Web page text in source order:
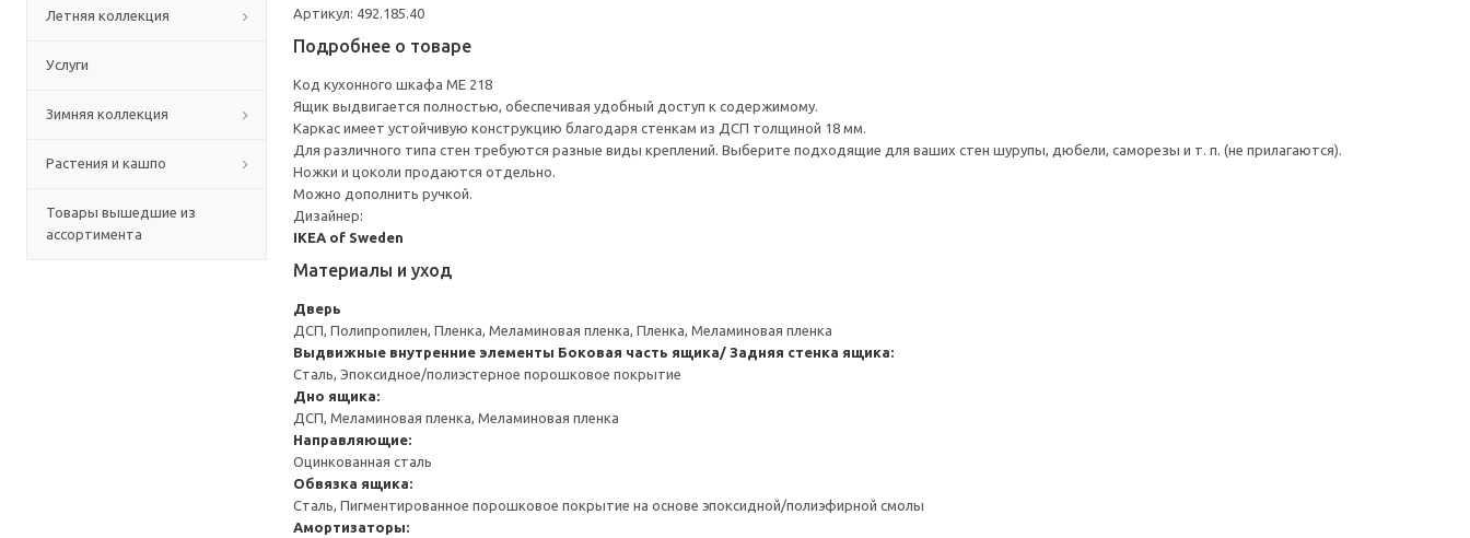
Летняя коллекция
Услуги
Зимняя коллекция
Растения и кашпо
Товары вышедшие из
ассортимента
Артикул: 492.185.40
Подробнее о товаре
Код кухонного шкафа ME 218
Ящик выдвигается полностью, обеспечивая удобный доступ к содержимому.
Каркас имеет устойчивую конструкцию благодаря стенкам из ДСП толщиной 18 мм.
Для различного типа стен требуются разные виды креплений. Выберите подходящие для ваших стен шурупы, дюбели, саморезы и т. п. (не прилагаются).
Ножки и цоколи продаются отдельно.
Можно дополнить ручкой.
Дизайнер:
IKEA of Sweden
Материалы и уход
Дверь
ДСП, Полипропилен, Пленка, Меламиновая пленка, Пленка, Меламиновая пленка
Выдвижные внутренние элементы Боковая часть ящика/ Задняя стенка ящика:
Сталь, Эпоксидное/полиэстерное порошковое покрытие
Дно ящика:
ДСП, Меламиновая пленка, Меламиновая пленка
Направляющие:
Оцинкованная сталь
Обвязка ящика:
Сталь, Пигментированное порошковое покрытие на основе эпоксидной/полиэфирной смолы
Амортизаторы: